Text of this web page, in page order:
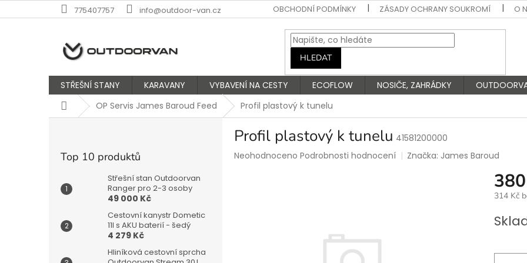
na
775407757 info@outdoor-van.cz OBCHODNÍ PODMÍNKY ZÁSADY OCHRANY SOUKROMÍ O
HLEDAT
STŘEŠNÍ STANY KARAVANY VYBAVENÍ NA CESTY ECOFLOW NOSIČE, ZAHRÁDKY
DomůOP Servis James Baroud Feed Profil plastový k tunelu
Top 10 produktů
Střešní stan Outdoorvan
Ranger pro 2-3 osoby
49 000 Kč
Cestovní kanystr Dometic
11l s AKU baterií - šedý
4 279 Kč
Hliníková cestovní sprcha
Profil plastový k tunelu 41581200000
Průměrné
Neohodnoceno Podrobnosti hodnocení Značka: James Baroud
314 Kč
cena: